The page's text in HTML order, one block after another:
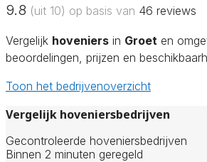
9.8 (uit 10) op basis van 46 reviews
Vergelijk hoveniers in Groet en
beoordelingen, prijzen en
Toon het bedrijvenoverzicht
Vergelijk hoveniersbedrijven
Gecontroleerde hoveniersbedrijven
Binnen 2 minuten geregeld